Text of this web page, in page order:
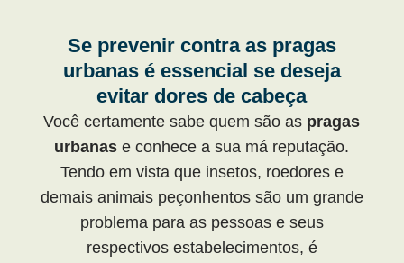
Se prevenir contra as pragas
urbanas é essencial se deseja
evitar dores de cabeça
Você certamente sabe quem são as pragas
urbanas e conhece a sua má reputação.
Tendo em vista que insetos, roedores e
demais animais peçonhentos são um grande
problema para as pessoas e seus
respectivos estabelecimentos, é